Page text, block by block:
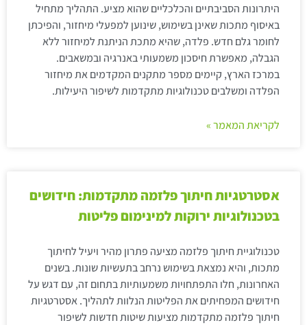
היתרונות הסביבתיים והכלכליים שהוא מציע. התהליך מתחיל
באיסוף מתכות שאינן בשימוש, שינוען למפעלי מיחזור, והפיכתן
לחומר גלם חדש. פלדה, שהיא מתכת הניתנת למיחזור ללא
הגבלה, מאפשרת חיסכון משמעותי באנרגיה ובמשאבים.
במרכז הארץ, קיימים מספר מתקנים המקדמים את מיחזור
הפלדה ומשלבים טכנולוגיות מתקדמות לשיפור היעילות.
לקריאת המאמר »
אסטרטגיות חיתוך פלזמה מתקדמות: חידושים
בטכנולוגיות ירוקות למינימום פליטות
טכנולוגיית חיתוך פלזמה מציעה פתרון מהיר ויעיל לחיתוך
מתכות, והיא נמצאת בשימוש נרחב בתעשיות שונות. בשנים
האחרונות, חלו התפתחויות משמעותיות בתחום זה, עם דגש על
חידושים המפחיתים את הפליטות הנלוות לתהליך. אסטרטגיות
חיתוך פלזמה מתקדמות מציעות שיטות חדשות לשיפור